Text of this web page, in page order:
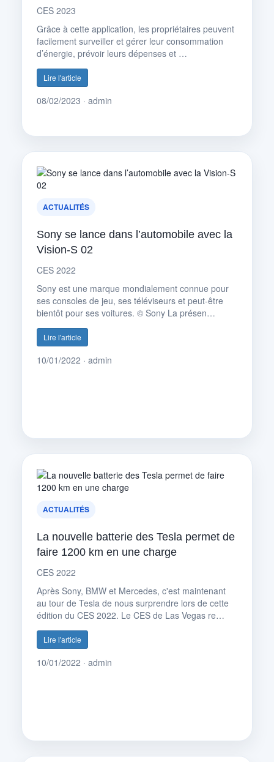
CES 2023
Grâce à cette application, les propriétaires peuvent
facilement surveiller et gérer leur consommation
d’énergie, prévoir leurs dépenses et …
Lire l'article
08/02/2023 · admin
ACTUALITÉS
Sony se lance dans l’automobile avec la
Vision-S 02
CES 2022
Sony est une marque mondialement connue pour
ses consoles de jeu, ses téléviseurs et peut-être
bientôt pour ses voitures. © Sony La présen…
Lire l'article
10/01/2022 · admin
ACTUALITÉS
La nouvelle batterie des Tesla permet de
faire 1200 km en une charge
CES 2022
Après Sony, BMW et Mercedes, c'est maintenant
au tour de Tesla de nous surprendre lors de cette
édition du CES 2022. Le CES de Las Vegas re…
Lire l'article
10/01/2022 · admin